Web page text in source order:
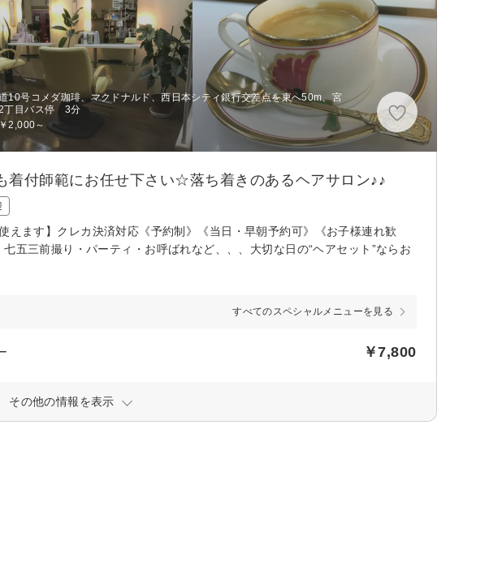
10号コメダ珈琲、マクドナルド、西日本シティ銀行交差点を東へ50m、宮
丁目バス停 3分
￥2,000～
着付師範にお任せ下さい☆落ち着きのあるヘアサロン♪♪
えます】クレカ決済対応《予約制》《当日・早朝予約可》《お子様連れ歓
五三前撮り・パーティ・お呼ばれなど、、、大切な日の“ヘアセット”ならお
すべてのスペシャルメニューを見る
￥7,800
その他の情報を表示